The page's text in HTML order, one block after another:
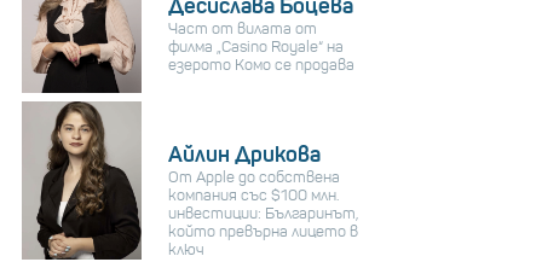
Десислава Боцева
Част от вилата от
филма „Casino Royale“ на
езерото Комо се продава
Айлин Дрикова
От Apple до собствена
компания със $100 млн.
инвестиции: Българинът,
който превърна лицето в
ключ